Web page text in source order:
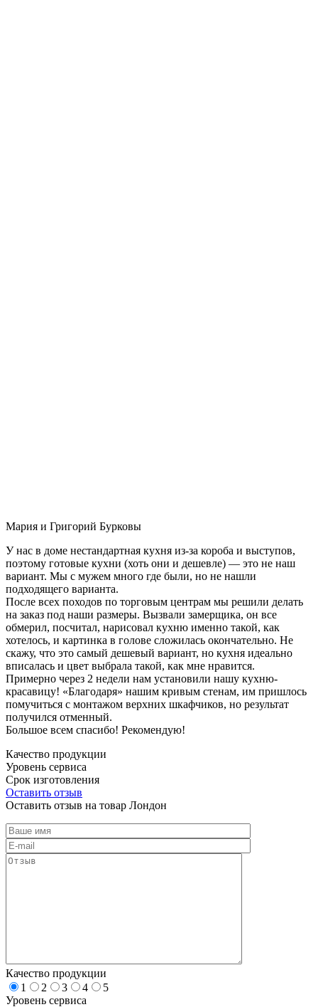
Мария и Григорий Бурковы
У нас в доме нестандартная кухня из-за короба и выступов,
поэтому готовые кухни (хоть они и дешевле) — это не наш
вариант. Мы с мужем много где были, но не нашли
подходящего варианта.
После всех походов по торговым центрам мы решили делать
на заказ под наши размеры. Вызвали замерщика, он все
обмерил, посчитал, нарисовал кухню именно такой, как
хотелось, и картинка в голове сложилась окончательно. Не
скажу, что это самый дешевый вариант, но кухня идеально
вписалась и цвет выбрала такой, как мне нравится.
Примерно через 2 недели нам установили нашу кухню-
красавицу! «Благодаря» нашим кривым стенам, им пришлось
помучиться с монтажом верхних шкафчиков, но результат
получился отменный.
Большое всем спасибо! Рекомендую!
Качество продукции
Уровень сервиса
Срок изготовления
Оставить отзыв
Оставить отзыв на товар Лондон
Качество продукции
1
2 3 4
5
Уровень сервиса